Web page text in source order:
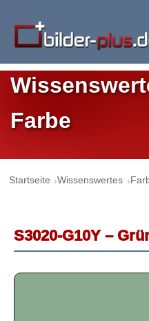
Farbe
Startseite Wissenswertes
S3020-G10Y –